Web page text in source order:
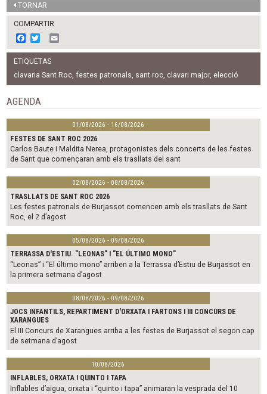
TORNAR
COMPARTIR
F
a
c
e
b
o
o
k
w
i
t
t
e
m
l
ETIQUETAS
clavaria Sant Roc,festes patronals, sant roc, clavari major, elecció
AGENDA
01/08/2026 - 16/08/2026
FESTES DE SANT ROC 2026
Carlos Baute i Maldita Nerea, protagonistes dels concerts de les festes
de Sant que començaran amb els trasllats del sant
02/08/2026 - 08/08/2026
TRASLLATS DE SANT ROC 2026
Les festes patronals de Burjassot comencen amb els trasllats de Sant
Roc, el 2 d’agost
05/08/2026 - 09/08/2026
TERRASSA D'ESTIU. "LEONAS" I "EL ÚLTIMO MONO"
“Leonas” i “El último mono” arriben a la Terrassa d’Estiu de Burjassot en
la primera setmana d’agost
08/08/2026 - 09/08/2026
JOCS INFANTILS, REPARTIMENT D'ORXATA I FARTONS I III CONCURS DE
XARANGUES
El III Concurs de Xarangues arriba a les festes de Burjassot el segon cap
de setmana d’agost
10/08/2026
INFLABLES, ORXATA I QUINTO I TAPA
Inflables d’aigua, orxata i “quinto i tapa” animaran la vesprada del 10